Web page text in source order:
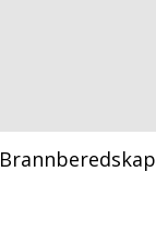
Brannberedskap